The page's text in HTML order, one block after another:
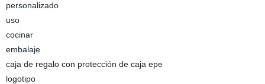
personalizado
uso
cocinar
embalaje
caja de regalo con protección de caja epe
logotipo